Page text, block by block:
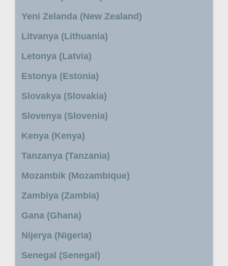
Yeni Zelanda (New Zealand)
Litvanya (Lithuania)
Letonya (Latvia)
Estonya (Estonia)
Slovakya (Slovakia)
Slovenya (Slovenia)
Kenya (Kenya)
Tanzanya (Tanzania)
Mozambik (Mozambique)
Zambiya (Zambia)
Gana (Ghana)
Nijerya (Nigeria)
Senegal (Senegal)